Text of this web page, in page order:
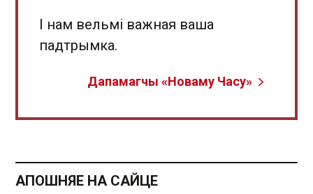
І нам вельмі важная ваша
падтрымка.
Дапамагчы «Новаму Часу»
АПОШНЯЕ НА САЙЦЕ